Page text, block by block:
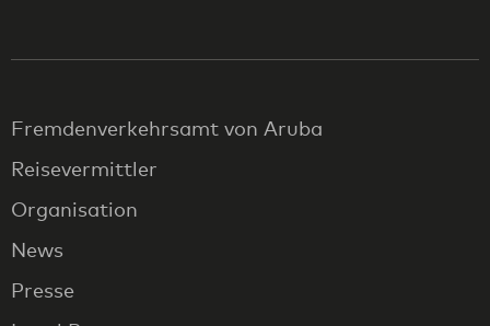
Fremdenverkehrsamt von Aruba
Reisevermittler
Organisation
News
Presse